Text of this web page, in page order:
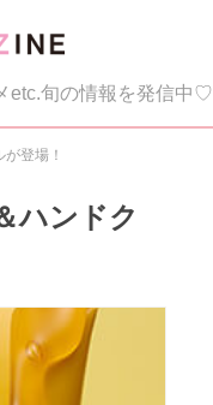
etc.旬の情報を発信中♡
登場！
ハンドク